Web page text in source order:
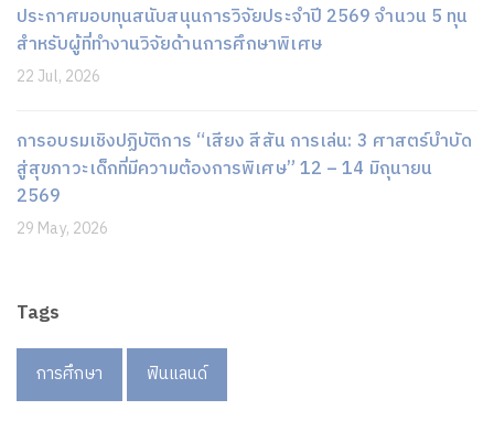
ประกาศมอบทุนสนับสนุนการวิจัยประจำปี 2569 จำนวน 5 ทุน
สำหรับผู้ที่ทำงานวิจัยด้านการศึกษาพิเศษ
22 Jul, 2026
การอบรมเชิงปฏิบัติการ “เสียง สีสัน การเล่น: 3 ศาสตร์บำบัด
สู่สุขภาวะเด็กที่มีความต้องการพิเศษ” 12 – 14 มิถุนายน
2569
29 May, 2026
Tags
การศึกษา ฟินแลนด์